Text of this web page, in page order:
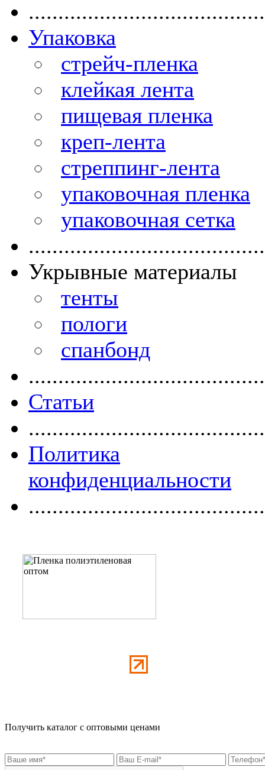
Упаковка
стрейч-пленка
клейкая лента
пищевая пленка
креп-лента
стреппинг-лента
упаковочная пленка
упаковочная сетка
Укрывные материалы
тенты
пологи
спанбонд
Статьи
Политика
конфиденциальности
Получить каталог с оптовыми ценами